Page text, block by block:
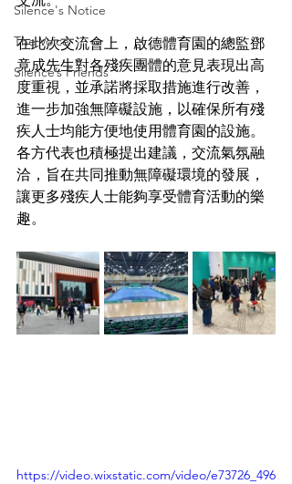
Silence's Notice
The Voice
Silence’s Friends
在此次交流會上，啟德體育園的總監鄧
竟成先生對各殘疾團體的意見表現出高
度重視，並承諾將採取措施進行改善，
進一步加強無障礙設施，以確保所有殘
疾人士均能方便地使用體育園的設施。
各方代表也積極提出建議，交流氣氛融
洽，旨在共同推動無障礙環境的發展，
讓更多殘疾人士能夠享受體育活動的樂
趣。
https://video.wixstatic.com/video/e73726_496